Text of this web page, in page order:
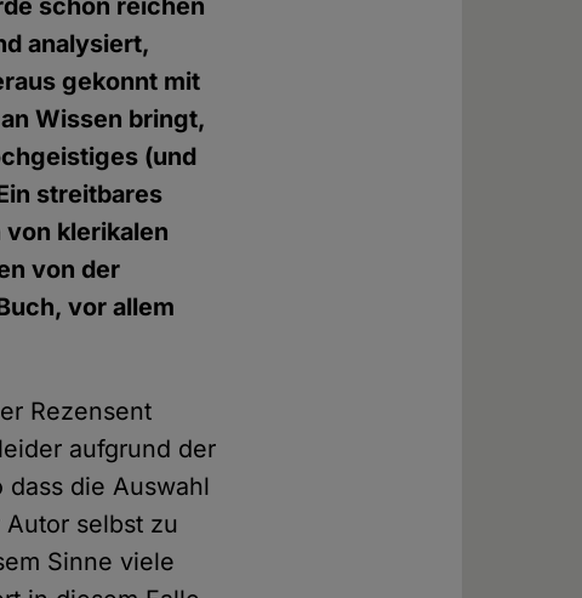
analysiert,
gekonnt mit
Wissen bringt,
(und
streitbares
klerikalen
von der
vor allem
Rezensent
aufgrund der
die Auswahl
selbst zu
Sinne viele